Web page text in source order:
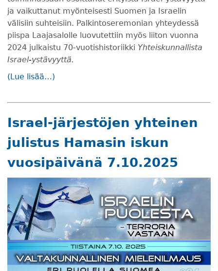
ja vaikuttanut myönteisesti Suomen ja Israelin
välisiin suhteisiin. Palkintoseremonian yhteydessä
piispa Laajasalolle luovutettiin myös liiton vuonna
2024 julkaistu 70-vuotishistoriikki Yhteiskunnallista
Israel-ystävyyttä.
(Lue lisää…)
Israel-järjestöjen yhteinen
julistus Hamasin iskun
vuosipäivänä 7.10.2025